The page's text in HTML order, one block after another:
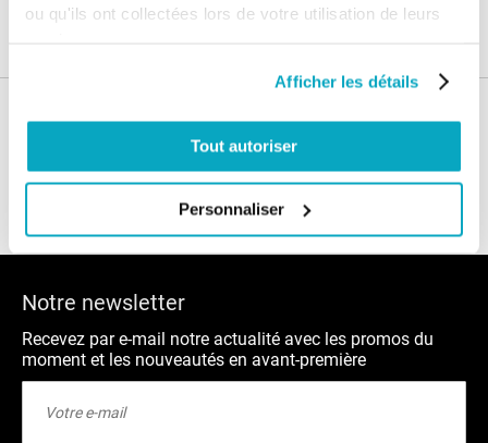
ou qu'ils ont collectées lors de votre utilisation de leurs
Afficher les détails
Tout autoriser
Personnaliser
Nos conseils
Blog FAQ
Notre newsletter
Recevez par e-mail notre actualité avec les promos du
moment et les nouveautés en avant-première